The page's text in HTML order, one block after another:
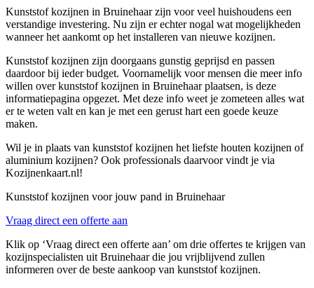
Kunststof kozijnen in Bruinehaar zijn voor veel huishoudens een
verstandige investering. Nu zijn er echter nogal wat mogelijkheden
wanneer het aankomt op het installeren van nieuwe kozijnen.
Kunststof kozijnen zijn doorgaans gunstig geprijsd en passen
daardoor bij ieder budget. Voornamelijk voor mensen die meer info
willen over kunststof kozijnen in Bruinehaar plaatsen, is deze
informatiepagina opgezet. Met deze info weet je zometeen alles wat
er te weten valt en kan je met een gerust hart een goede keuze
maken.
Wil je in plaats van kunststof kozijnen het liefste houten kozijnen of
aluminium kozijnen? Ook professionals daarvoor vindt je via
Kozijnenkaart.nl!
Kunststof kozijnen voor jouw pand in Bruinehaar
Vraag direct een offerte aan
Klik op ‘Vraag direct een offerte aan’ om drie offertes te krijgen van
kozijnspecialisten uit Bruinehaar die jou vrijblijvend zullen
informeren over de beste aankoop van kunststof kozijnen.